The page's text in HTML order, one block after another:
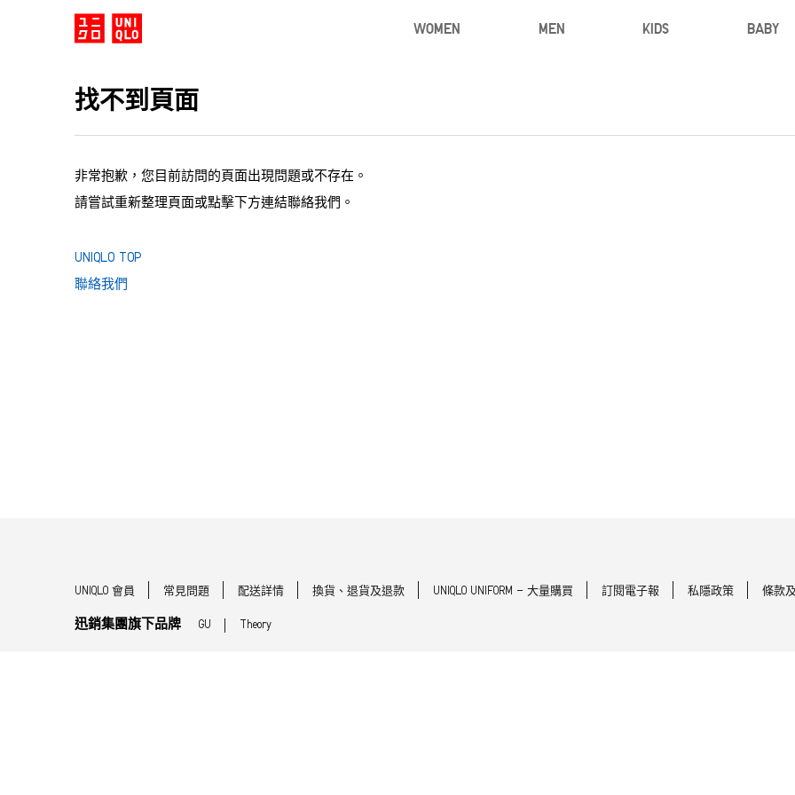
WOMEN MEN KIDS BABY
找不到頁面
非常抱歉，您目前訪問的頁面出現問題或不存在。
請嘗試重新整理頁面或點擊下方連結聯絡我們。
UNIQLO TOP
聯絡我們
UNIQLO 會員 常見問題 配送詳情 換貨、退貨及退款 UNIQLO UNIFORM - 大量購買 訂閱電子報 私隱政策 條款
迅銷集團旗下品牌 GU Theory